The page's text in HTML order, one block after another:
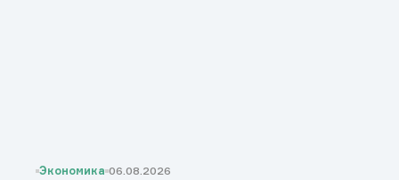
Экономика 06.08.2026